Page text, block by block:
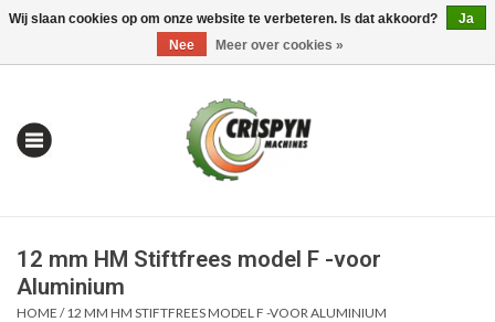
0 Artikelen - €0,00 Mijn account / Registreren
12 mm HM Stiftfrees model F -voor
Aluminium
HOME /12 MM HM STIFTFREES MODEL F -VOOR ALUMINIUM
Wij slaan cookies op om onze website te verbeteren. Is dat akkoord?
Ja
Nee
Meer over cookies »